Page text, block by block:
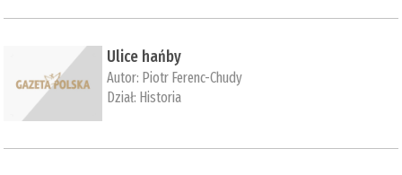
Ulice hańby
Autor: Piotr Ferenc-Chudy
Dział: Historia